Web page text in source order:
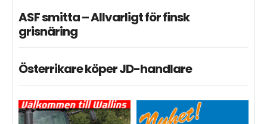
ASF smitta – Allvarligt för finsk
grisnäring
Österrikare köper JD-handlare